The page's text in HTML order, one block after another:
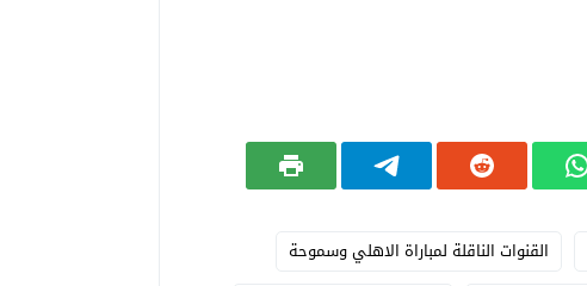
القنوات الناقلة لمباراة الاهلي وسموحة